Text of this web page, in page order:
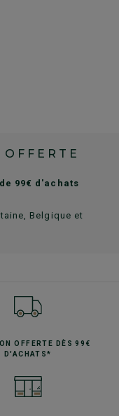
99€ d'achats
Belgique et
OFFERTE
DÈS 99€
D'ACHATS*